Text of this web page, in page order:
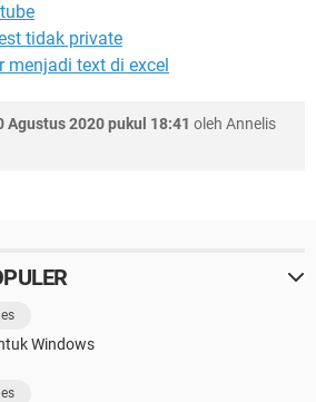
tidak private
menjadi text di excel
Agustus 2020 pukul 18:41 oleh Annelis
Windows